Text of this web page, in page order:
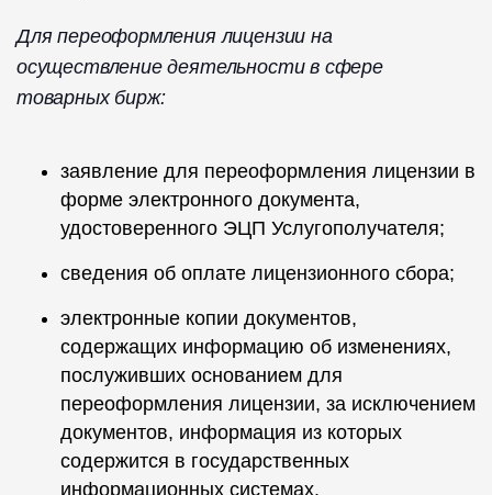
Для переоформления лицензии на
осуществление деятельности в сфере
товарных бирж:
заявление для переоформления лицензии в
форме электронного документа,
удостоверенного ЭЦП Услугополучателя;
сведения об оплате лицензионного сбора;
электронные копии документов,
содержащих информацию об изменениях,
послуживших основанием для
переоформления лицензии, за исключением
документов, информация из которых
содержится в государственных
информационных системах.